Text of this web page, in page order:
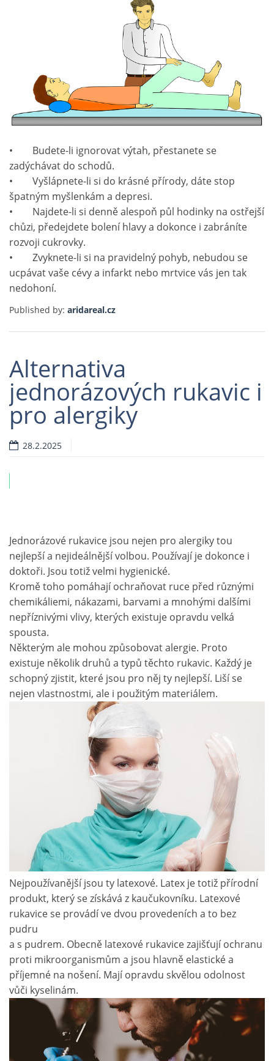
• Budete-li ignorovat výtah, přestanete se
zadýchávat do schodů.
• Vyšlápnete-li si do krásné přírody, dáte stop
špatným myšlenkám a depresi.
• Najdete-li si denně alespoň půl hodinky na ostřejší
chůzi, předejdete bolení hlavy a dokonce i zabráníte
rozvoji cukrovky.
• Zvyknete-li si na pravidelný pohyb, nebudou se
ucpávat vaše cévy a infarkt nebo mrtvice vás jen tak
nedohoní.
Published by: aridareal.cz
Alternativa
jednorázových rukavic i
pro alergiky
28.2.2025
Jednorázové rukavice jsou nejen pro alergiky tou
nejlepší a nejideálnější volbou. Používají je dokonce i
doktoři. Jsou totiž velmi hygienické.
Kromě toho pomáhají ochraňovat ruce před různými
chemikáliemi, nákazami, barvami a mnohými dalšími
nepříznivými vlivy, kterých existuje opravdu velká
spousta.
Některým ale mohou způsobovat alergie. Proto
existuje několik druhů a typů těchto rukavic. Každý je
schopný zjistit, které jsou pro něj ty nejlepší. Liší se
nejen vlastnostmi, ale i použitým materiálem.
Nejpoužívanější jsou ty latexové. Latex je totiž přírodní
produkt, který se získává z kaučukovníku. Latexové
rukavice se provádí ve dvou provedeních a to bez
pudru
a s pudrem. Obecně latexové rukavice zajišťují ochranu
proti mikroorganismům a jsou hlavně elastické a
příjemné na nošení. Mají opravdu skvělou odolnost
vůči kyselinám.